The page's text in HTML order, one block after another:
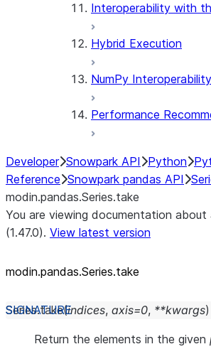
Interoperability with
Hybrid Execution
NumPy Interoperability
Performance
Developer Snowpark API Python
Reference Snowpark pandas API
modin.pandas.Series.take
You are viewing documentation about
(1.47.0). View latest version
modin.pandas.Series.take
Series.take(indices, axis=0, **kwargs)
Return the elements in the given